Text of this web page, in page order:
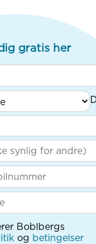
gratis her
Boblbergs
og betingelser